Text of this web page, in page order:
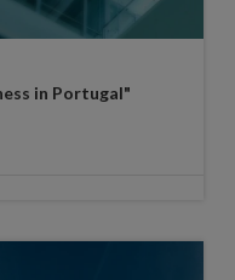
in Portugal"